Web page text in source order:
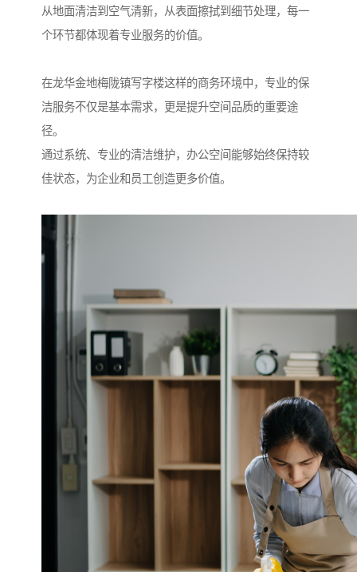
从地面清洁到空气清新，从表面擦拭到细节处理，每一
个环节都体现着专业服务的价值。
在龙华金地梅陇镇写字楼这样的商务环境中，专业的保
洁服务不仅是基本需求，更是提升空间品质的重要途
径。
通过系统、专业的清洁维护，办公空间能够始终保持较
佳状态，为企业和员工创造更多价值。